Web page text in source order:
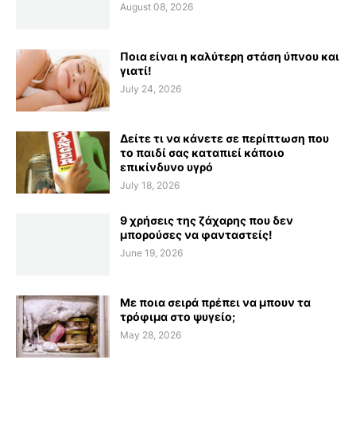
August 08, 2026
Ποια είναι η καλύτερη στάση ύπνου και
γιατί!
July 24, 2026
Δείτε τι να κάνετε σε περίπτωση που
το παιδί σας καταπιεί κάποιο
επικίνδυνο υγρό
July 18, 2026
9 χρήσεις της ζάχαρης που δεν
μπορούσες να φανταστείς!
June 19, 2026
Με ποια σειρά πρέπει να μπουν τα
τρόφιμα στο ψυγείο;
May 28, 2026